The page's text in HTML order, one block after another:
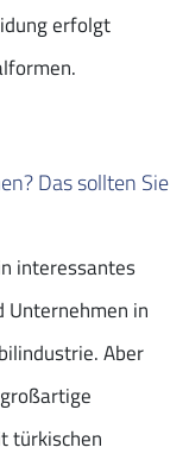
erfolgt
Das sollten Sie
interessantes
Unternehmen in
Aber
türkischen